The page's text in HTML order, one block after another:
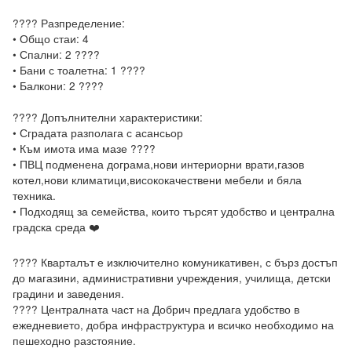
???? Разпределение:
• Общо стаи: 4
• Спални: 2 ????️
• Бани с тоалетна: 1 ????
• Балкони: 2 ????
???? Допълнителни характеристики:
• Сградата разполага с асансьор
• Към имота има мазе ????
• ПВЦ подменена дограма,нови интериорни врати,газов
котел,нови климатици,висококачествени мебели и бяла
техника.
• Подходящ за семейства, които търсят удобство и централна
градска среда ❤️
???? Кварталът е изключително комуникативен, с бърз достъп
до магазини, административни учреждения, училища, детски
градини и заведения.
???? Централната част на Добрич предлага удобство в
ежедневието, добра инфраструктура и всичко необходимо на
пешеходно разстояние.